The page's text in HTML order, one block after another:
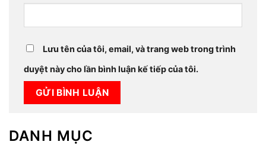
Lưu tên của tôi, email, và trang web trong trình
duyệt này cho lần bình luận kế tiếp của tôi.
DANH MỤC